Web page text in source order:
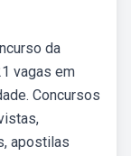
da
vagas em
Concursos
apostilas